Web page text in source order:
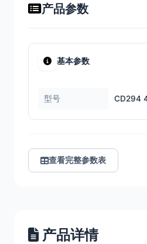
产品参数
基本参数
型号 CD294
查看完整参数表
产品详情